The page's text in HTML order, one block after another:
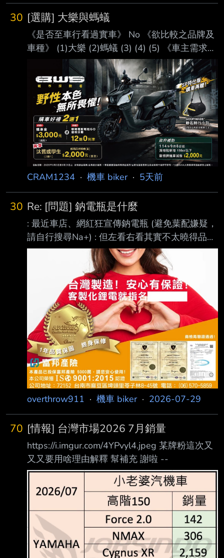
30 [選購] 大樂與螞蟻
《是否至車行看過實車》 No 《欲比較之品牌及
車種》 (1)大樂 (2)螞蟻 (3) (4) (5) 《車主需求》
←請儘量詳細列舉以方便板友幫您建議 看了好
幾天的搜尋文，不管這邊或估狗的到的比較分析
文 還是有點難抉擇，所以還是發文來看看大家
的意見好了。 預計會買2台，我與內人都恰好要
換車。 我個人的話主要是上班通勤，因為是新
北各工地跑，平均每天在50-70公里左右。 我算
是自保駕駛，不騎快、現有車是PGO的
CX125，里程7萬上下 買了也好幾年了，近來液
晶老化又有些小毛病，懶得再修...。 內人是之後
會
CRAM1234 · 機車 biker· 5天前
30 Re: [問題] 鈉電瓶是什麼
: 最近車店、網紅狂宣傳鈉電瓶 (避免葉配嫌疑，
請自行搜尋Na+) : 但左看右看其實不太曉得品牌
與Na電瓶背景性能實績 : 基本上算是橫空出道
吧? 鈉電池就前幾年電動車需求和價格都衝上巔
峰，鋰電池的鋰礦和錳礦等一礦難求，價格瘋狂
攀升的時候，寧德時代等以相對便宜的磷酸鐵鋰
電池為主力的大型製造商，為了要讓市場上繼續
有便宜的電池可用，才開始大規模投入研發和量
產的 因為鈉到處都有不像鋰礦那麼稀缺，成本
超便宜但是能量密度超低 三元鋰電池比如NMC
大概能量密度是200-300 wh/kg，用在手機上跟
高級電動車上
overthrow911 · 機車 biker· 2026-07-29
70 [情報] 台灣市場2026 7月銷量
https://i.imgur.com/4YPvyl4.jpeg 某牌粉這次又
又又要用啥理由解釋 幫補充 謝啦 --